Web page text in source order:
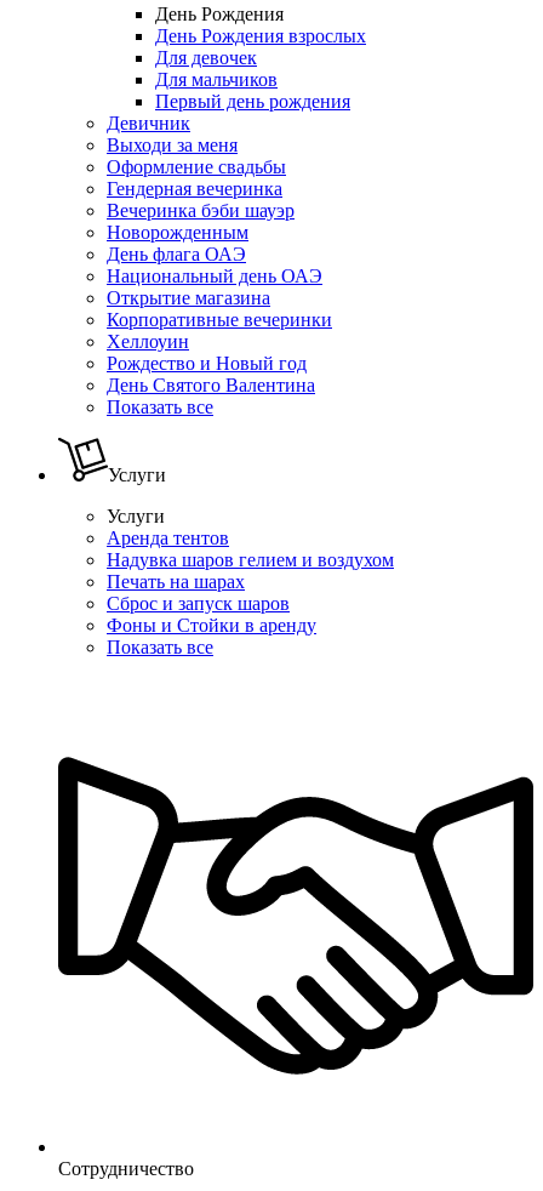
День Рождения
День Рождения взрослых
Для девочек
Для мальчиков
Первый день рождения
Девичник
Выходи за меня
Оформление свадьбы
Гендерная вечеринка
Вечеринка бэби шауэр
Новорожденным
День флага ОАЭ
Национальный день ОАЭ
Открытие магазина
Корпоративные вечеринки
Хеллоуин
Рождество и Новый год
День Святого Валентина
Показать все
Услуги
Услуги
Аренда тентов
Надувка шаров гелием и воздухом
Печать на шарах
Сброс и запуск шаров
Фоны и Стойки в аренду
Показать все
Сотрудничество